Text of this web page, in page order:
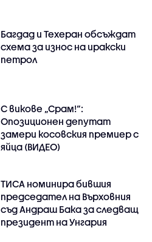
Багдад и Техеран обсъждат
схема за износ на иракски
петрол
С викове „Срам!“:
Опозиционен депутат
замери косовския премиер с
яйца (ВИДЕО)
ТИСА номинира бившия
председател на Върховния
съд Андраш Бака за следващ
президент на Унгария